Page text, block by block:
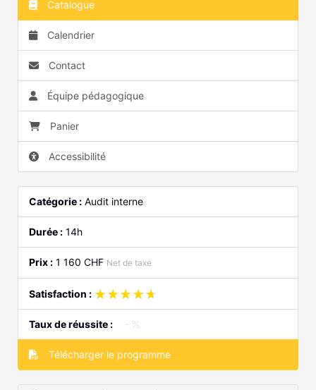
Catalogue
Calendrier
Contact
Équipe pédagogique
Panier
Accessibilité
Catégorie : Audit interne
Durée : 14h
Prix : 1 160 CHF Net de taxe
Satisfaction : ★★★★★
★★★★★
Taux de réussite : - %
Télécharger le programme